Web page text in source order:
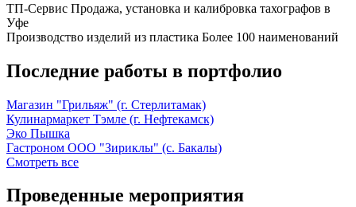
ТП-Сервис Продажа, установка и калибровка тахографов в
Уфе
Производство изделий из пластика Более 100 наименований
Последние работы в портфолио
Магазин "Грильяж" (г. Стерлитамак)
Кулинармаркет Тэмле (г. Нефтекамск)
Эко Пышка
Гастроном ООО "Зириклы" (с. Бакалы)
Смотреть все
Проведенные мероприятия